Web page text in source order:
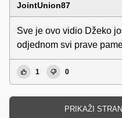
JointUnion87
Sve je ovo vidio Džeko
odjednom svi prave
1 0
PRIKAŽI